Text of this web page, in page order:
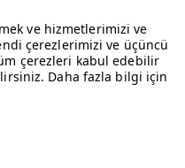
ve hizmetlerimizi ve
çerezlerimizi ve üçüncü
çerezleri kabul edebilir
Daha fazla bilgi için
the brand